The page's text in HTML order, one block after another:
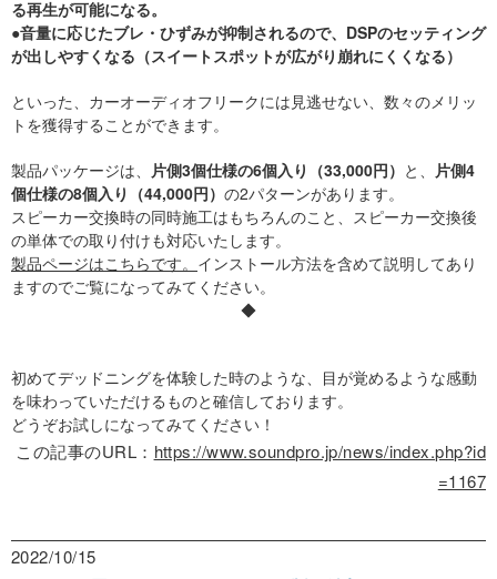
る再生が可能になる。
●音量に応じたブレ・ひずみが抑制されるので、DSPのセッティング
が出しやすくなる（スイートスポットが広がり崩れにくくなる）
といった、カーオーディオフリークには見逃せない、数々のメリッ
トを獲得することができます。
製品パッケージは、 片側3個仕様の6個入り（33,000円） と、 片側4
個仕様の8個入り（44,000円） の2パターンがあります。
スピーカー交換時の同時施工はもちろんのこと、スピーカー交換後
の単体での取り付けも対応いたします。
製品ページはこちらです。 インストール方法を含めて説明してあり
ますのでご覧になってみてください。
◆
初めてデッドニングを体験した時のような、目が覚めるような感動
を味わっていただけるものと確信しております。
どうぞお試しになってみてください！
この記事のURL： https://www.soundpro.jp/news/index.php?id
=1167
2022/10/15